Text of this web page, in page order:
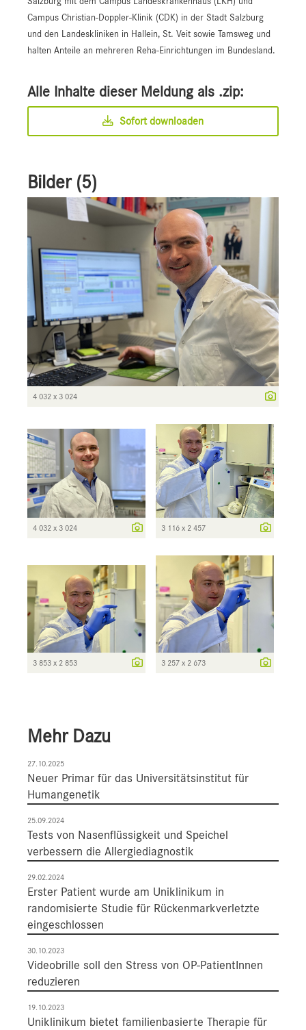
Campus Christian-Doppler-Klinik (CDK) in der Stadt Salzburg
und den Landeskliniken in Hallein, St. Veit sowie Tamsweg und
halten Anteile an mehreren Reha-Einrichtungen im Bundesland.
Alle Inhalte dieser Meldung als .zip:
Sofort downloaden
Bilder (5)
4 032 x 3 024
4 032 x 3 024 3 116 x 2 457
3 853 x 2 853 3 257 x 2 673
Mehr Dazu
27.10.2025
Neuer Primar für das Universitätsinstitut für
Humangenetik
25.09.2024
Tests von Nasenflüssigkeit und Speichel
verbessern die Allergiediagnostik
29.02.2024
Erster Patient wurde am Uniklinikum in
randomisierte Studie für Rückenmarkverletzte
eingeschlossen
30.10.2023
Videobrille soll den Stress von OP-PatientInnen
reduzieren
19.10.2023
Uniklinikum bietet familienbasierte Therapie für